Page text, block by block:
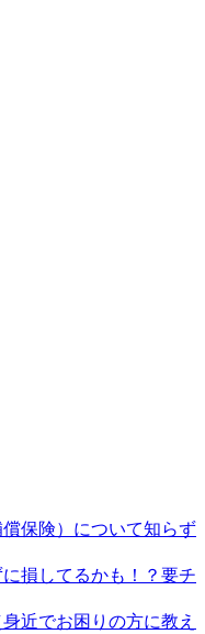
保険）について知らず
損してるかも！？要チ
近でお困りの方に教え